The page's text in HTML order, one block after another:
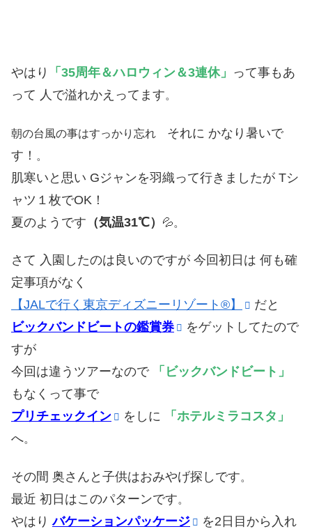
やはり 「35周年＆ハロウィン＆3連休」 って事もあ
って 人で溢れかえってます。
朝の台風の事はすっかり忘れ それに かなり暑いで
す！ 。
肌寒いと思い Gジャンを羽織って行きましたが Tシ
ャツ１枚でOK！
夏のようです （気温31℃） 💦。
さて 入園したのは良いのですが 今回初日は 何も確
定事項がなく
【JALで行く東京ディズニーリゾート®】
だと
ビックバンドビートの鑑賞券
をゲットしてたので
すが
今回は違うツアーなので
「 ビックバンドビート 」
もなくって事で
プリチェックイン
をしに 「 ホテルミラコスタ 」
へ。
その間 奥さんと子供はおみやげ探しです。
最近 初日はこのパターンです。
やはりバケーションパッケージ
を2日目から入れ